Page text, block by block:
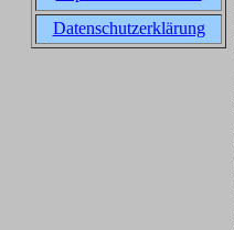
Datenschutzerklärung